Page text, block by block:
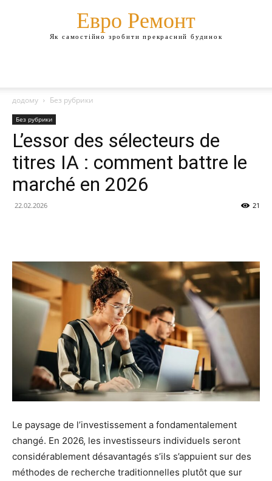
Евро Ремонт
Як самостійно зробити прекрасний будинок
додому Без рубрики
Без рубрики
L’essor des sélecteurs de
titres IA : comment battre le
marché en 2026
22.02.2026 21
Le paysage de l’investissement a fondamentalement
changé. En 2026, les investisseurs individuels seront
considérablement désavantagés s’ils s’appuient sur des
méthodes de recherche traditionnelles plutôt que sur